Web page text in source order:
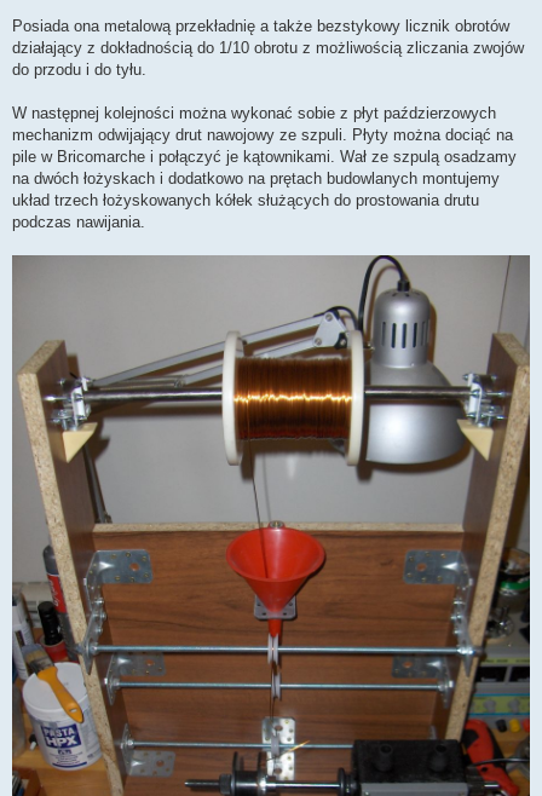
Posiada ona metalową przekładnię a także bezstykowy licznik obrotów
działający z dokładnością do 1/10 obrotu z możliwością zliczania zwojów
do przodu i do tyłu.
W następnej kolejności można wykonać sobie z płyt paździerzowych
mechanizm odwijający drut nawojowy ze szpuli. Płyty można dociąć na
pile w Bricomarche i połączyć je kątownikami. Wał ze szpulą osadzamy
na dwóch łożyskach i dodatkowo na prętach budowlanych montujemy
układ trzech łożyskowanych kółek służących do prostowania drutu
podczas nawijania.